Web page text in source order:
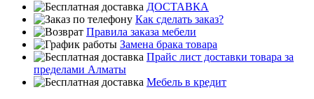
ДОСТАВКА
Как сделать заказ?
Правила заказа мебели
Замена брака товара
Прайс лист доставки товара за
пределами Алматы
Мебель в кредит